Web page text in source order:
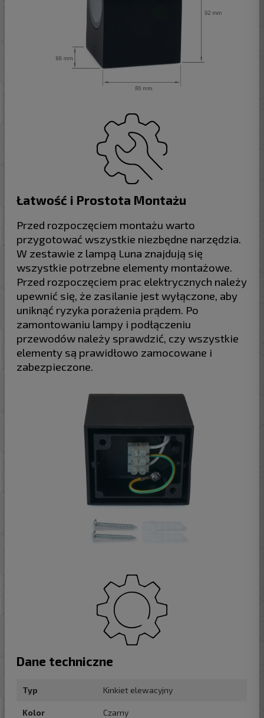
Łatwość i Prostota Montażu
Przed rozpoczęciem montażu warto
przygotować wszystkie niezbędne narzędzia.
W zestawie z lampą Luna znajdują się
wszystkie potrzebne elementy montażowe.
Przed rozpoczęciem prac elektrycznych należy
upewnić się, że zasilanie jest wyłączone, aby
uniknąć ryzyka porażenia prądem. Po
zamontowaniu lampy i podłączeniu
przewodów należy sprawdzić, czy wszystkie
elementy są prawidłowo zamocowane i
zabezpieczone.
Dane techniczne
Typ Kinkiet elewacyjny
Kolor Czarny